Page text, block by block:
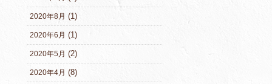
2020年8月 (1)
2020年6月 (1)
2020年5月 (2)
2020年4月 (8)